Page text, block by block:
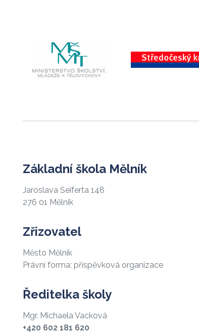
Základní škola Mělník
Jaroslava Seiferta 148
276 01 Mělník
Zřizovatel
Město Mělník
Právní forma: příspěvková organizace
Ředitelka školy
Mgr. Michaela Vacková
+420 602 181 620